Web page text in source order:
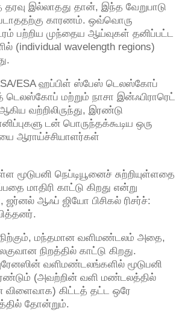
தரவு இல்லாதது தான், இந்த வேறுபாடு
காரணம். ஒவ்வொரு
பற்றிய முந்தைய ஆய்வுகள் தனிப்பட்ட
(individual wavelength regions)
ESA ஹப்பிள் ஸ்பேஸ் டெலஸ்கோப்
டெலஸ்கோப் மற்றும் நாசா இன்ஃபிராரெட்
வற்றிலிருந்து, இரண்டு
டன் பொருந்தக்கூடிய ஒரு
ஆராய்ச்சியாளர்கள்
மூடுபனி நெப்டியூனைச் சுற்றியுள்ளதை
மாதிரி காட்டு கிறது என்று
ஆஃப் ஜியோ பிசிகல் ரிசர்ச்:
நிற்கும், மந்தமான வளிமண்டலம் அதை,
நிறத்தில் காட்டு கிறது.
வளிமண்டலங்களில் மூடுபனி
(அவற்றின் வளி மண்டலத்தில்
விளைவாக) கிட்டத் தட்ட ஒரே
தோன்றும்.